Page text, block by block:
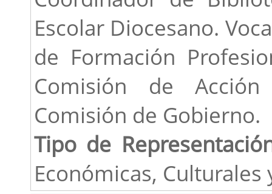
Escolar Diocesano.
de Formación
Comisión de
Comisión de Gobierno.
Tipo de
Económicas,